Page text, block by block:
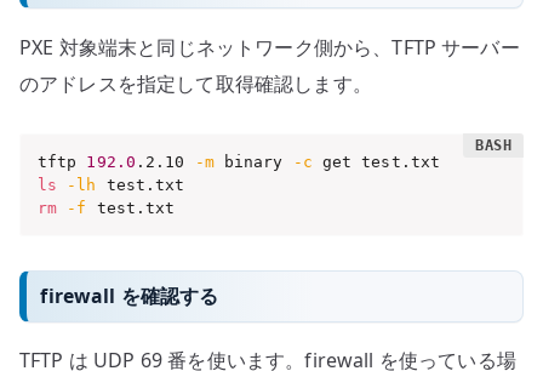
PXE 対象端末と同じネットワーク側から、TFTP サーバー
のアドレスを指定して取得確認します。
tftp 192.0 .2.10 -m binary -c
ls
-lh
rm
-f test.txt
firewall を確認する
TFTP は UDP 69 番を使います。firewall を使っている場